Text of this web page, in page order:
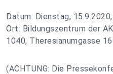
Datum: Dienstag,
Ort: Bildungszentrum der
1040, Theresianumgasse
(ACHTUNG: Die